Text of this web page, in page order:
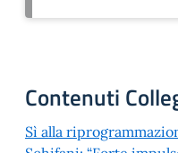
Contenuti
Sì alla